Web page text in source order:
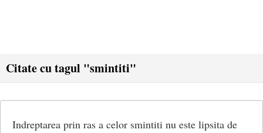
Citate cu tagul "smintiti"
Indreptarea prin ras a celor smintiti nu este lipsita de